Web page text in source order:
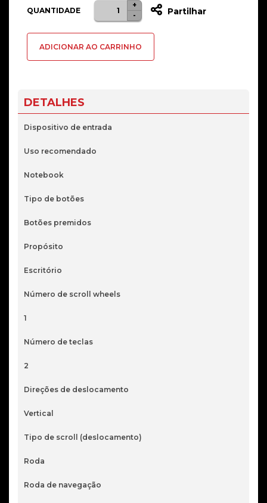
QUANTIDADE
Quantidade
de
Logitech
-
+
Partilhar
ADICIONAR AO CARRINHO
DETALHES
Dispositivo de entrada
Uso recomendado
Notebook
Tipo de botões
Botões premidos
Propósito
Escritório
Número de scroll wheels
1
Número de teclas
2
Direções de deslocamento
Vertical
Tipo de scroll (deslocamento)
Roda
Roda de navegação